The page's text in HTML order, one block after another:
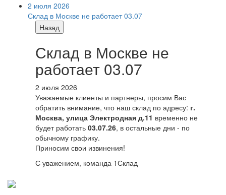
2 июля 2026
Склад в Москве не работает 03.07
Назад
Склад в Москве не
работает 03.07
2 июля 2026
Уважаемые клиенты и партнеры, просим Вас
обратить внимание, что наш склад по адресу: г.
Москва, улица Электродная д.11 временно не
будет работать 03.07.26, в остальные дни - по
обычному графику.
Приносим свои извинения!
С уважением, команда 1Склад